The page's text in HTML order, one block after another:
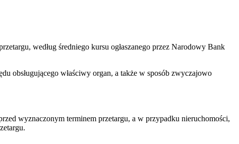
według średniego kursu ogłaszanego przez Narodowy Bank
obsługującego właściwy organ, a także w sposób zwyczajowo
wyznaczonym terminem przetargu, a w przypadku nieruchomości,